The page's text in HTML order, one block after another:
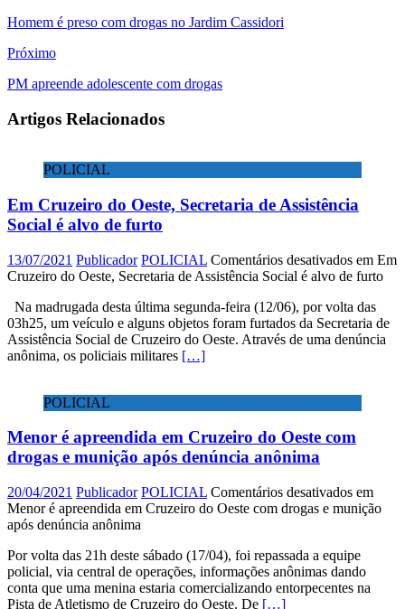
Homem é preso com drogas no Jardim Cassidori
Próximo
PM apreende adolescente com drogas
Artigos Relacionados
POLICIAL
Em Cruzeiro do Oeste, Secretaria de Assistência
Social é alvo de furto
13/07/2021 Publicador POLICIAL Comentários desativados em Em
Cruzeiro do Oeste, Secretaria de Assistência Social é alvo de furto
Na madrugada desta última segunda-feira (12/06), por volta das
03h25, um veículo e alguns objetos foram furtados da Secretaria de
Assistência Social de Cruzeiro do Oeste. Através de uma denúncia
anônima, os policiais militares […]
POLICIAL
Menor é apreendida em Cruzeiro do Oeste com
drogas e munição após denúncia anônima
20/04/2021 Publicador POLICIAL Comentários desativados em
Menor é apreendida em Cruzeiro do Oeste com drogas e munição
após denúncia anônima
Por volta das 21h deste sábado (17/04), foi repassada a equipe
policial, via central de operações, informações anônimas dando
conta que uma menina estaria comercializando entorpecentes na
Pista de Atletismo de Cruzeiro do Oeste. De […]